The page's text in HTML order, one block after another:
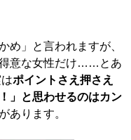
」と言われますが、
意な女性だけ……とあ
ポイントさえ押さえ
」と思わせるのはカン
あります。